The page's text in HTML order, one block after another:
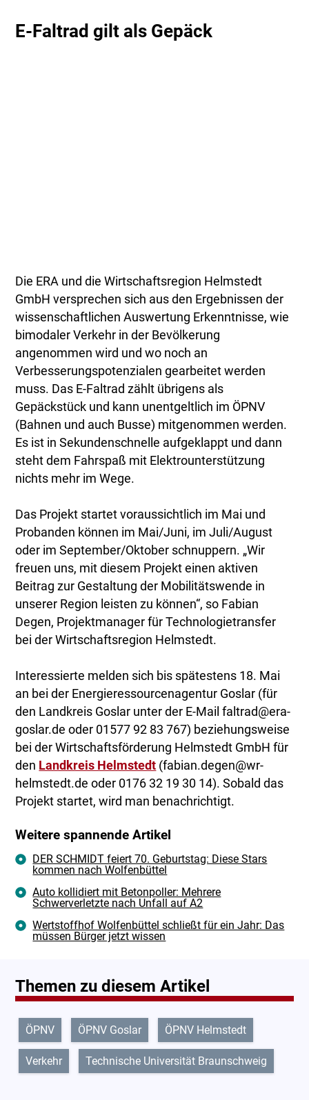
E-Faltrad gilt als Gepäck
Die ERA und die Wirtschaftsregion Helmstedt
GmbH versprechen sich aus den Ergebnissen der
wissenschaftlichen Auswertung Erkenntnisse, wie
bimodaler Verkehr in der Bevölkerung
angenommen wird und wo noch an
Verbesserungspotenzialen gearbeitet werden
muss. Das E-Faltrad zählt übrigens als
Gepäckstück und kann unentgeltlich im ÖPNV
(Bahnen und auch Busse) mitgenommen werden.
Es ist in Sekundenschnelle aufgeklappt und dann
steht dem Fahrspaß mit Elektrounterstützung
nichts mehr im Wege.
Das Projekt startet voraussichtlich im Mai und
Probanden können im Mai/Juni, im Juli/August
oder im September/Oktober schnuppern. „Wir
freuen uns, mit diesem Projekt einen aktiven
Beitrag zur Gestaltung der Mobilitätswende in
unserer Region leisten zu können“, so Fabian
Degen, Projektmanager für Technologietransfer
bei der Wirtschaftsregion Helmstedt.
Interessierte melden sich bis spätestens 18. Mai
an bei der Energieressourcenagentur Goslar (für
den Landkreis Goslar unter der E-Mail faltrad@era-
goslar.de oder 01577 92 83 767) beziehungsweise
bei der Wirtschaftsförderung Helmstedt GmbH für
den Landkreis Helmstedt (fabian.degen@wr-
helmstedt.de oder 0176 32 19 30 14). Sobald das
Projekt startet, wird man benachrichtigt.
Weitere spannende Artikel
DER SCHMIDT feiert 70. Geburtstag: Diese Stars
kommen nach Wolfenbüttel
Auto kollidiert mit Betonpoller: Mehrere
Schwerverletzte nach Unfall auf A2
Wertstoffhof Wolfenbüttel schließt für ein Jahr: Das
müssen Bürger jetzt wissen
Themen zu diesem Artikel
ÖPNV ÖPNV Goslar ÖPNV Helmstedt
Verkehr Technische Universität Braunschweig